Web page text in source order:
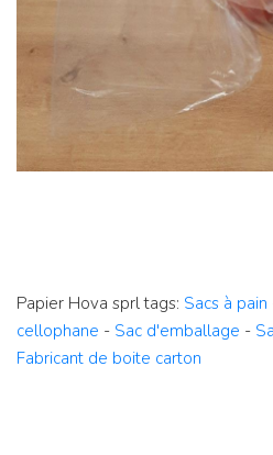
Papier Hova sprltags: Sacs à pain
cellophane - Sac d'emballage -
Fabricant de boite carton